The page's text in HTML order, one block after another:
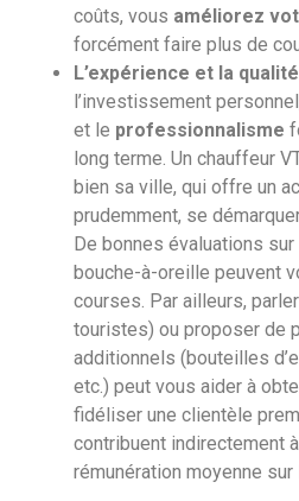
coûts, vous améliorez
forcément faire plus de
L’expérience et la
l’investissement
et le professionnalisme
long terme. Un chauffeur
bien sa ville, qui offre un
prudemment, se
De bonnes évaluations
bouche-à-oreille peuvent
courses. Par ailleurs,
touristes) ou proposer de
additionnels (bouteilles
etc.) peut vous aider à
fidéliser une clientèle
contribuent indirectement
rémunération moyenne sur